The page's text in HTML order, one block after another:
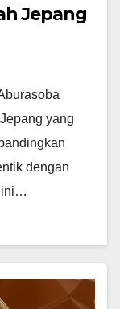
Jepang
yang
dengan
ini…